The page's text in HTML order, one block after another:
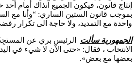
إنتاج قانون، فيكون الجميع آنذاك أمام أحد
واحدة مع التمديد، ولا حاجة الى تكرار
الجمهورية سألت الرئيس بري عن
الانتخاب ، فقال: «حتى الآن لا شيء في
بعضها مع بعض».